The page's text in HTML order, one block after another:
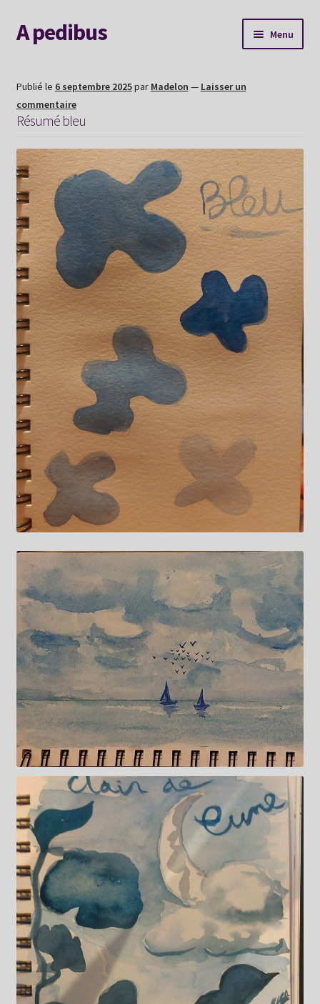
Aller
à
navigation
Aller
au
A pedibus Menu
Nouvelle voie
Me contacter
Album souvenirs
Mon Hexaperso 2026
Publié le 6 septembre 2025par Madelon — Laisser un
commentaire
Résumé bleu